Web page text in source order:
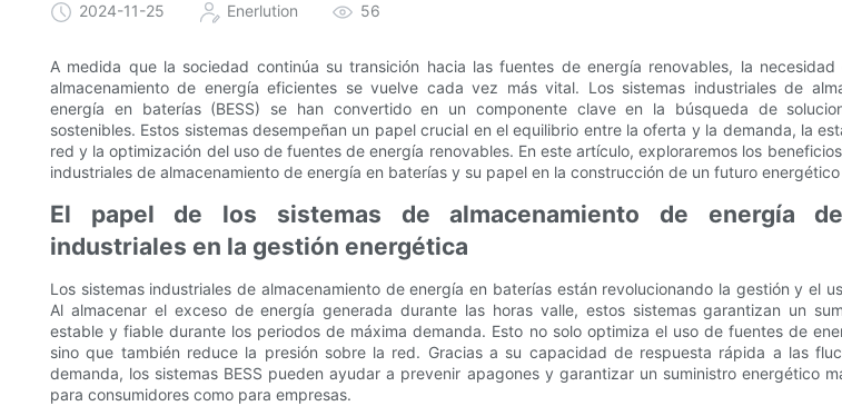
2024-11-25 Enerlution 56
A medida que la sociedad continúa su transición hacia las fuentes de energía renovables, la
almacenamiento de energía eficientes se vuelve cada vez más vital. Los sistemas industriales de
energía en baterías (BESS) se han convertido en un componente clave en la búsqueda de
sostenibles. Estos sistemas desempeñan un papel crucial en el equilibrio entre la oferta y la demanda, la
red y la optimización del uso de fuentes de energía renovables. En este artículo, exploraremos los
industriales de almacenamiento de energía en baterías y su papel en la construcción de un futuro
El papel de los sistemas de almacenamiento de energía
industriales en la gestión energética
Los sistemas industriales de almacenamiento de energía en baterías están revolucionando la gestión y el
Al almacenar el exceso de energía generada durante las horas valle, estos sistemas garantizan un
estable y fiable durante los periodos de máxima demanda. Esto no solo optimiza el uso de fuentes de
sino que también reduce la presión sobre la red. Gracias a su capacidad de respuesta rápida a las
demanda, los sistemas BESS pueden ayudar a prevenir apagones y garantizar un suministro energético
para consumidores como para empresas.